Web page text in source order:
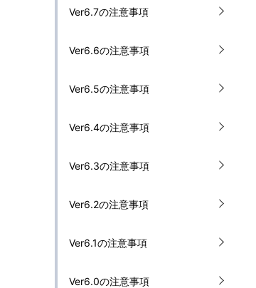
Ver6.7の注意事項
Ver6.6の注意事項
Ver6.5の注意事項
Ver6.4の注意事項
Ver6.3の注意事項
Ver6.2の注意事項
Ver6.1の注意事項
Ver6.0の注意事項